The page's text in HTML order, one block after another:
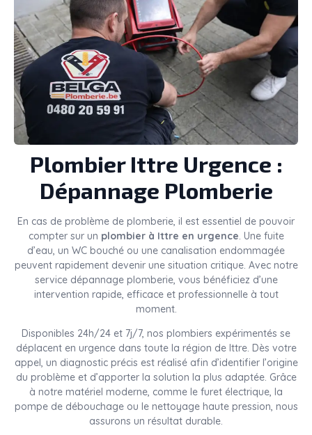
Plombier Ittre Urgence :
Dépannage Plomberie
En cas de problème de plomberie, il est essentiel de pouvoir
compter sur un plombier à Ittre en urgence. Une fuite
d’eau, un WC bouché ou une canalisation endommagée
peuvent rapidement devenir une situation critique. Avec notre
service dépannage plomberie, vous bénéficiez d’une
intervention rapide, efficace et professionnelle à tout
moment.
Disponibles 24h/24 et 7j/7, nos plombiers expérimentés se
déplacent en urgence dans toute la région de Ittre. Dès votre
appel, un diagnostic précis est réalisé afin d’identifier l’origine
du problème et d’apporter la solution la plus adaptée. Grâce
à notre matériel moderne, comme le furet électrique, la
pompe de débouchage ou le nettoyage haute pression, nous
assurons un résultat durable.